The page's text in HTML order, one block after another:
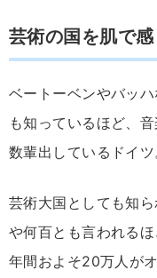
芸術の国を肌で感
ベートーベンやバッ
も知っているほど、
数輩出しているドイツ
芸術大国としても知
や何百とも言われる
年間およそ20万人が